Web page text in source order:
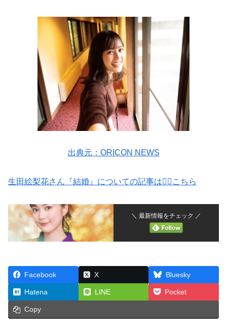
出典元：ORICON NEWS
生田絵梨花さん『結婚』についての記事は👰‍♀️こちら
＼ 最新情報をチェック ／
Facebook X Bluesky
Hatena LINE Pocket
Copy